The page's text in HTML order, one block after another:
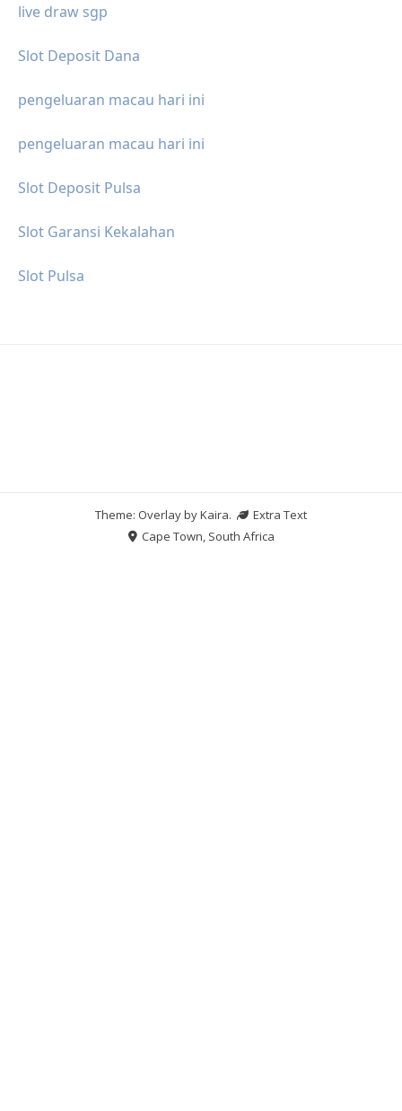
live draw sgp
Slot Deposit Dana
pengeluaran macau hari ini
pengeluaran macau hari ini
Slot Deposit Pulsa
Slot Garansi Kekalahan
Slot Pulsa
Theme: Overlay byKaira.
Extra Text
Cape Town, South Africa